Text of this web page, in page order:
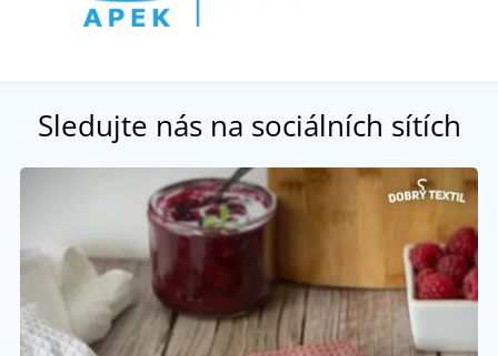
Sledujte nás na sociálních sítích